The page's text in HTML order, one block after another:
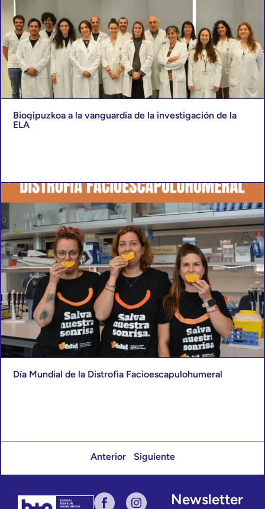
Biogipuzkoa a la vanguardia de la investigación de la
ELA
Día Mundial de la Distrofia Facioescapulohumeral
Anterior Siguiente
Newsletter